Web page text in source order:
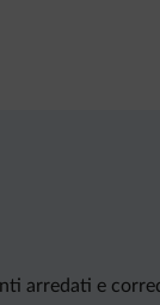
arredati e